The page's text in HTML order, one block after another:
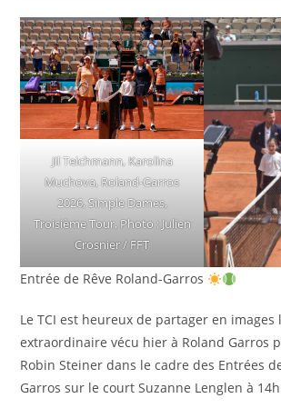
publication :
Jil Teichmann, Karolina
Muchova, Roland-Garros
2026, Simple Dames,
Troisième Tour, Photo : Julien
Crosnier / FFT
Entrée de Rêve Roland-Garros
Le TCI est heureux de partager en images
extraordinaire vécu hier à Roland Garros
Robin Steiner dans le cadre des Entrées
Garros sur le court Suzanne Lenglen à